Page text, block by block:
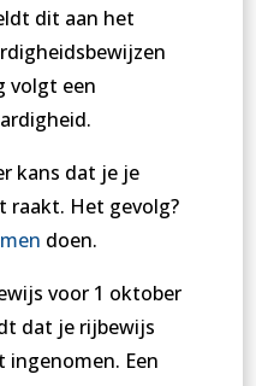
dit aan het
volgt een
kans dat je je
Het gevolg?
doen.
voor 1 oktober
dat je rijbewijs
Een